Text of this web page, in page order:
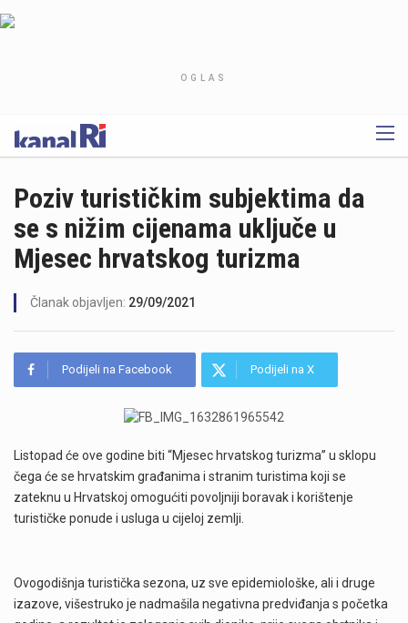
OGLAS
Poziv turističkim subjektima da
se s nižim cijenama uključe u
Mjesec hrvatskog turizma
Članak objavljen: 29/09/2021
Podijeli na Facebook Podijeli na X
Listopad će ove godine biti “Mjesec hrvatskog turizma” u sklopu
čega će se hrvatskim građanima i stranim turistima koji se
zateknu u Hrvatskoj omogućiti povoljniji boravak i korištenje
turističke ponude i usluga u cijeloj zemlji.
Ovogodišnja turistička sezona, uz sve epidemiološke, ali i druge
izazove, višestruko je nadmašila negativna predviđanja s početka